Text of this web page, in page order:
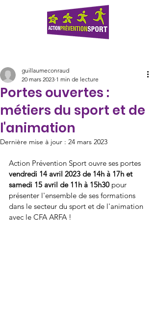
Portes ouvertes :
métiers du sport et de
l'animation
guillaumeconraud
20 mars 2023 1 min de lecture
Dernière mise à jour : 24 mars 2023
Action Prévention Sport ouvre ses portes
vendredi 14 avril 2023 de 14h à 17h et
samedi 15 avril de 11h à 15h30 pour
présenter l'ensemble de ses formations
dans le secteur du sport et de l'animation
avec le CFA ARFA !